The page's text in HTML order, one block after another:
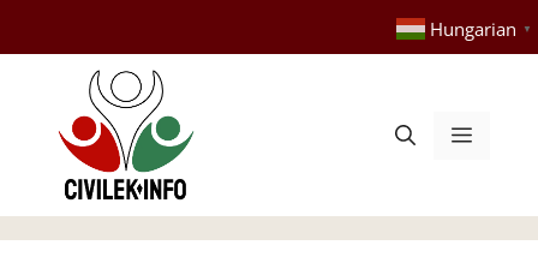
tartalomba
Hungarian ▼
Menü